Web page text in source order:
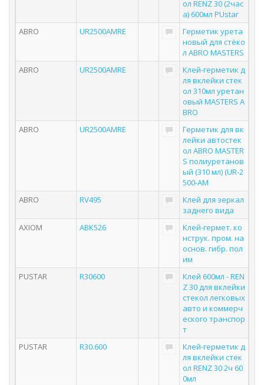
ол RENZ 30 (2час
а) 600мл PUstar
ABRO
UR2500AMRE
Герметик урета
новый для стёко
л ABRO MASTERS
ABRO
UR2500AMRE
Клей-герметик д
ля вклейки стек
ол 310мл уретан
овый MASTERS A
BRO
ABRO
UR2500AMRE
Герметик для вк
лейки автостек
ол ABRO MASTER
S полиуретанов
ый (310 мл) (UR-2
500-AM
ABRO
RV495
Клей для зеркал
заднего вида
AXIOM
ABK526
Клей-гермет. ко
нструк. пром. на
основ. гибр. пол
им
PUSTAR
R30600
Клей 600мл - REN
Z 30 для вклейки
стекол легковых
авто и коммерч
еского транспор
т
PUSTAR
R30.600
Клей-герметик д
ля вклейки стек
ол RENZ 30 2ч 60
0мл